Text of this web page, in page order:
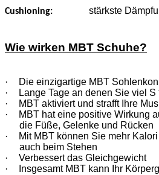
Cushioning: stärkste
Wie wirken MBT Schuhe?
·
Die einzigartige MBT
·
Lange Tage an denen Sie viel
·
MBT aktiviert und strafft Ihre
·
MBT hat eine positive Wirkung
die Füße, Gelenke und Rücken
·
Mit MBT können Sie mehr
auch beim Stehen
·
Verbessert das Gleichgewicht
·
Insgesamt MBT kann Ihr